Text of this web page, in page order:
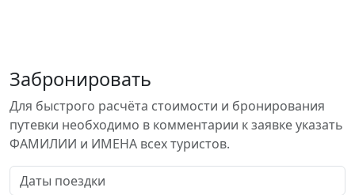
Забронировать
Для быстрого расчёта стоимости и бронирования
путевки необходимо в комментарии к заявке указать
ФАМИЛИИ и ИМЕНА всех туристов.